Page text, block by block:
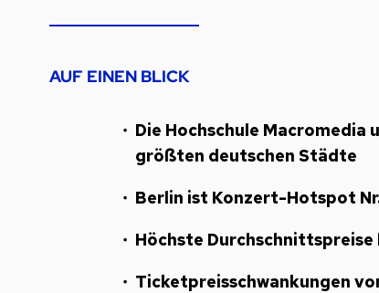
AUF EINEN BLICK
Die Hochschule
größten deutschen Städte
Berlin ist Konzert-Hotspot
Höchste
Ticketpreisschwankungen